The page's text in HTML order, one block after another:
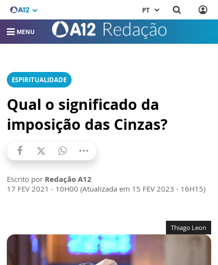
PT
MENU
ESPIRITUALIDADE
Qual o significado da
imposição das Cinzas?
Escrito por Redação A12
17 FEV 2021 - 10H00 (Atualizada em 15 FEV 2023 - 16H15)
Thiago Leon